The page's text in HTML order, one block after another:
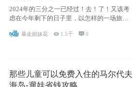
2024年的三分之一已经过！去！了！又该考
虑在今年剩下的日子里，以怎样的一场旅行
暴走姐妹花  1.5千 0
那些儿童可以免费入住的马尔代夫